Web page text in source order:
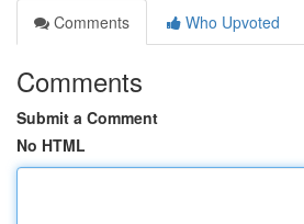
Comments
Who Upvoted
Comments
Submit a Comment
No HTML